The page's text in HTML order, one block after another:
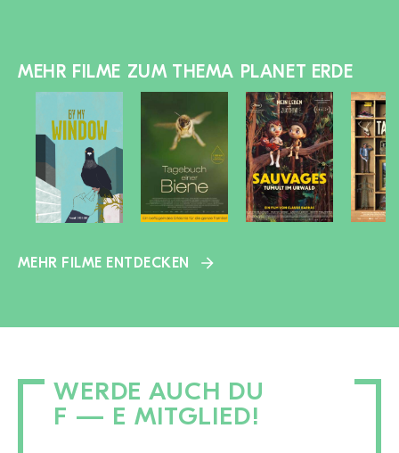
MEHR FILME ZUM THEMA PLANET ERDE
MEHR FILME ENTDECKEN
WERDE AUCH DU
F — E MITGLIED!